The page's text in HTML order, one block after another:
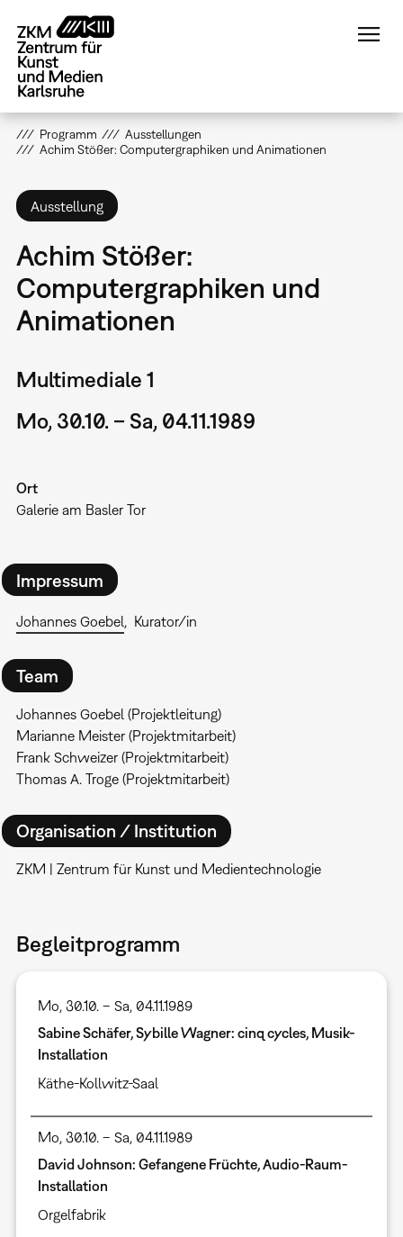
zum
Inhalt
Programm
Ausstellungen
Achim Stößer: Computergraphiken und Animationen
Ausstellung
Achim Stößer:
Computergraphiken und
Animationen
Multimediale 1
Mo, 30.10. – Sa, 04.11.1989
Ort
Galerie am Basler Tor
Impressum
Johannes Goebel Kurator/in
Team
Johannes Goebel (Projektleitung)
Marianne Meister (Projektmitarbeit)
Frank Schweizer (Projektmitarbeit)
Thomas A. Troge (Projektmitarbeit)
Organisation / Institution
ZKM | Zentrum für Kunst und Medientechnologie
Begleitprogramm
Mo, 30.10. – Sa, 04.11.1989
Sabine Schäfer, Sybille Wagner: cinq cycles, Musik-
Installation
Käthe-Kollwitz-Saal
Mo, 30.10. – Sa, 04.11.1989
David Johnson: Gefangene Früchte, Audio-Raum-
Installation
Orgelfabrik